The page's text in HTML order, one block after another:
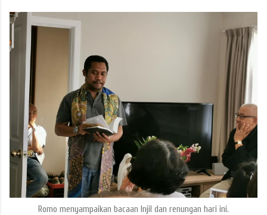
Romo menyampaikan bacaan Injil dan renungan hari ini.